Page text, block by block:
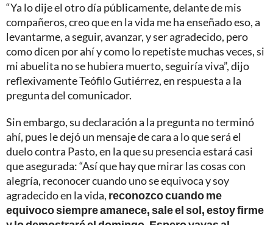
“Ya lo dije el otro día públicamente, delante de mis
compañeros, creo que en la vida me ha enseñado eso, a
levantarme, a seguir, avanzar, y ser agradecido, pero
como dicen por ahí y como lo repetiste muchas veces, si
mi abuelita no se hubiera muerto, seguiría viva”, dijo
reflexivamente Teófilo Gutiérrez, en respuesta a la
pregunta del comunicador.
Sin embargo, su declaración a la pregunta no terminó
ahí, pues le dejó un mensaje de cara a lo que será el
duelo contra Pasto, en la que su presencia estará casi
que asegurada: “Así que hay que mirar las cosas con
alegría, reconocer cuando uno se equivoca y soy
agradecido en la vida, reconozco cuando me
equivoco siempre amanece, sale el sol, estoy firme